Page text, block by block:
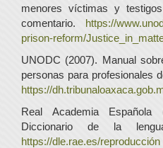
menores víctimas y
comentario. https://
prison-reform/
UNODC (2007). Manual
personas para profesionales
https://
Real Academia Española
Diccionario de la
https://dle.rae.es/reproducción